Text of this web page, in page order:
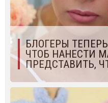
БЛОГЕРЫ
ЧТОБ НАНЕСТИ
ПРЕДСТАВИТЬ,